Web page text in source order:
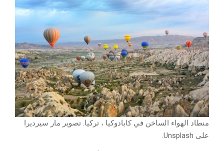
منطاد الهواء الساخن في كابادوكيا ، تركيا. تصوير مار سيرديرا
على Unsplash.